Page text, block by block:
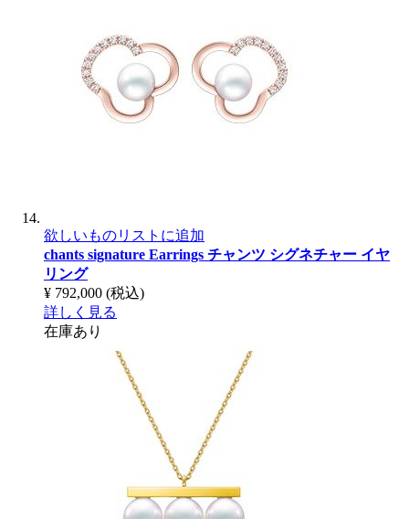
欲しいものリストに追加
chants signature Earrings チャンツ シグネチャー イヤ
リング
¥ 792,000 (税込)
詳しく見る
在庫あり